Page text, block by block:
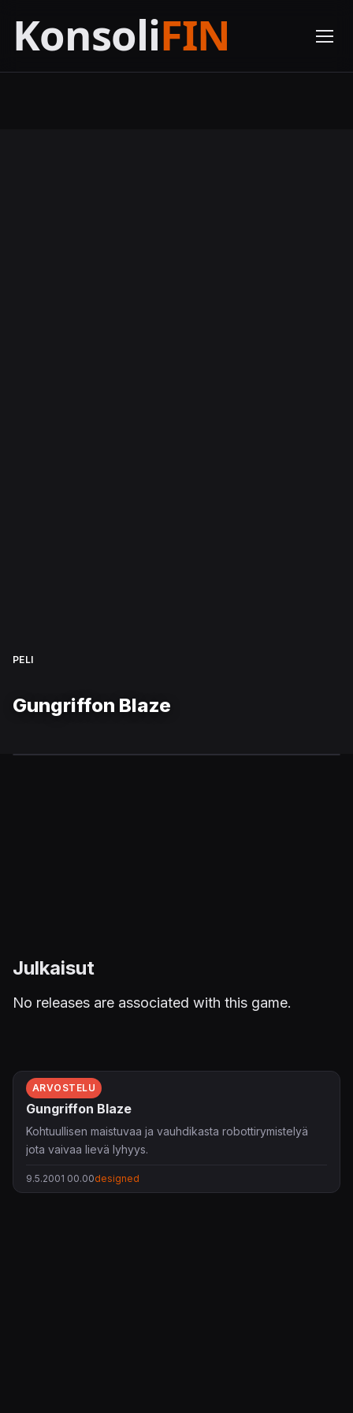
PELI
Gungriffon Blaze
Julkaisut
No releases are associated with this game.
ARVOSTELU
Gungriffon Blaze
Kohtuullisen maistuvaa ja vauhdikasta robottirymistelyä
jota vaivaa lievä lyhyys.
9.5.2001 00.00designed